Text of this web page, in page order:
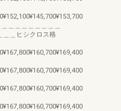
＿＿＿＿＿＿＿＿
＿＿ヒシクロス格